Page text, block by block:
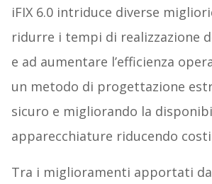
iFIX 6.0 intriduce diverse
ridurre i tempi di realizzazione
e ad aumentare l’efficienza
un metodo di progettazione
sicuro e migliorando la
apparecchiature riducendo
Tra i miglioramenti apportati